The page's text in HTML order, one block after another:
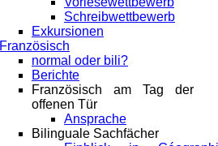
Schreibwettbewerb
Exkursionen
Französisch
normal oder bili?
Berichte
Französisch am Tag der
offenen Tür
Ansprache
Bilinguale Sachfächer